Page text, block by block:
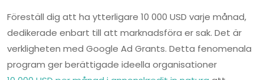
Föreställ dig att ha ytterligare 10 000 USD varje månad,
dedikerade enbart till att marknadsföra er sak. Det är
verkligheten med Google Ad Grants. Detta fenomenala
program ger berättigade ideella organisationer